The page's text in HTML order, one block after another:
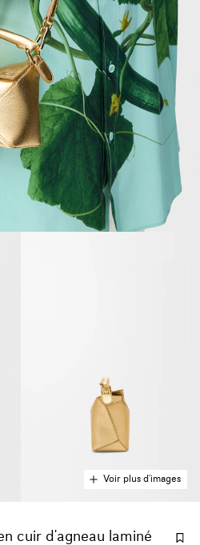
Voir plus d'images
cuir d'agneau laminé